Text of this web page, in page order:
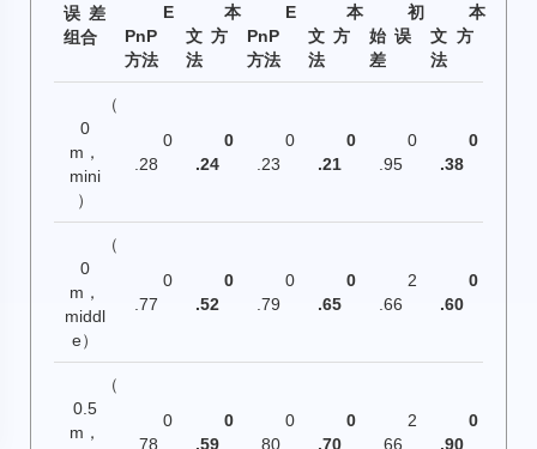
误差
组合
E
PnP
方法
本
文方
法
E
PnP
方法
本
文方
法
初
始误
差
本
文方
法
（
0
m，
mini
）
0
.28
0
.24
0
.23
0
.21
0
.95
0
.38
（
0
m，
middl
e）
0
.77
0
.52
0
.79
0
.65
2
.66
0
.60
（
0.5
m，
0
.78
0
.59
0
.80
0
.70
2
.66
0
.90